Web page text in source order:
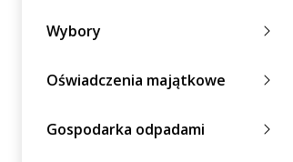
Wybory
Oświadczenia majątkowe
Gospodarka odpadami